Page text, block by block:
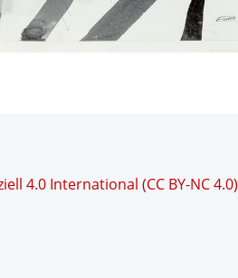
4.0 International (CC BY-NC 4.0)